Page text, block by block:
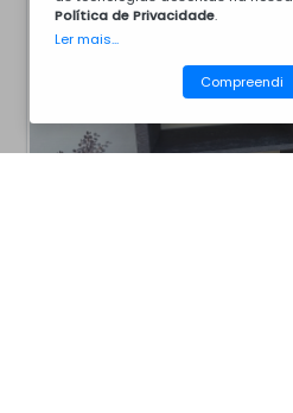
Política de Privacidade.
Ler mais...
Compreendi